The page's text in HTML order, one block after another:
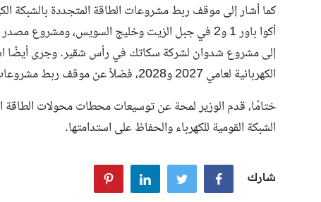
أكوا باور 1 و2 في جبل الزيت وخليج السويس،
إلى مشروع شدوان لشركة سكاتك في رأس شقير. وجرى أيضًا
الكهربائية لعامي 2027 و2028، فضلاً عن موقف ربط مشروعات الطاقة المتجددة بالشبكة الكهربائية لعامي 2028 و2029.
الشبكة القومية للكهرباء والحفاظ على استدامتها.
شارك